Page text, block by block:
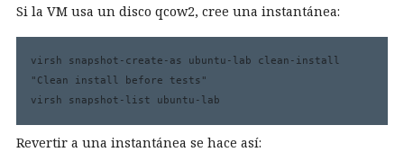
Si la VM usa un disco qcow2, cree una instantánea:
virsh snapshot-create-as ubuntu-lab clean-install
"Clean install before tests"
virsh snapshot-list ubuntu-lab
Revertir a una instantánea se hace así: